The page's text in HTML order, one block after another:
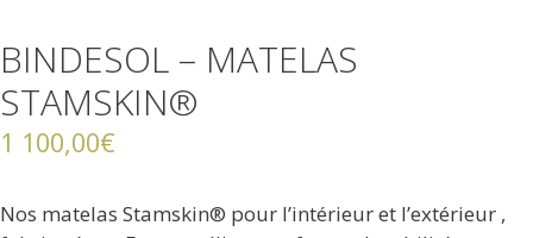
BINDESOL – MATELAS
STAMSKIN®
1 100,00€
Nos matelas Stamskin® pour l’intérieur et l’extérieur ,